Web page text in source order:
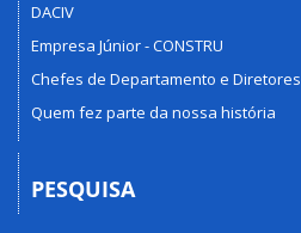
DACIV
Empresa Júnior - CONSTRU
Chefes de Departamento e Diretores
Quem fez parte da nossa história
PESQUISA